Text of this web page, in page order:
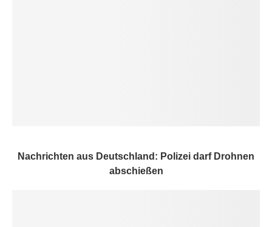
Nachrichten aus Deutschland: Polizei darf Drohnen
abschießen